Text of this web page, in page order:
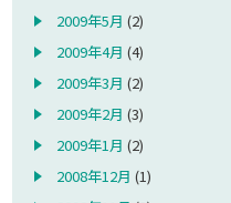
2009年5月 (2)
2009年4月 (4)
2009年3月 (2)
2009年2月 (3)
2009年1月 (2)
2008年12月 (1)